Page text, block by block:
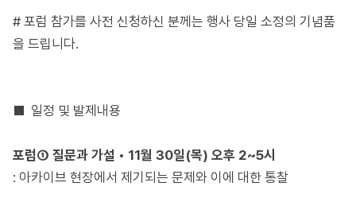
# 포럼 참가를 사전 신청하신 분께는 행사 당일 소정의 기념품
을 드립니다.
■ 일정 및 발제내용
포럼① 질문과 가설 • 11월 30일(목) 오후 2~5시
: 아카이브 현장에서 제기되는 문제와 이에 대한 통찰